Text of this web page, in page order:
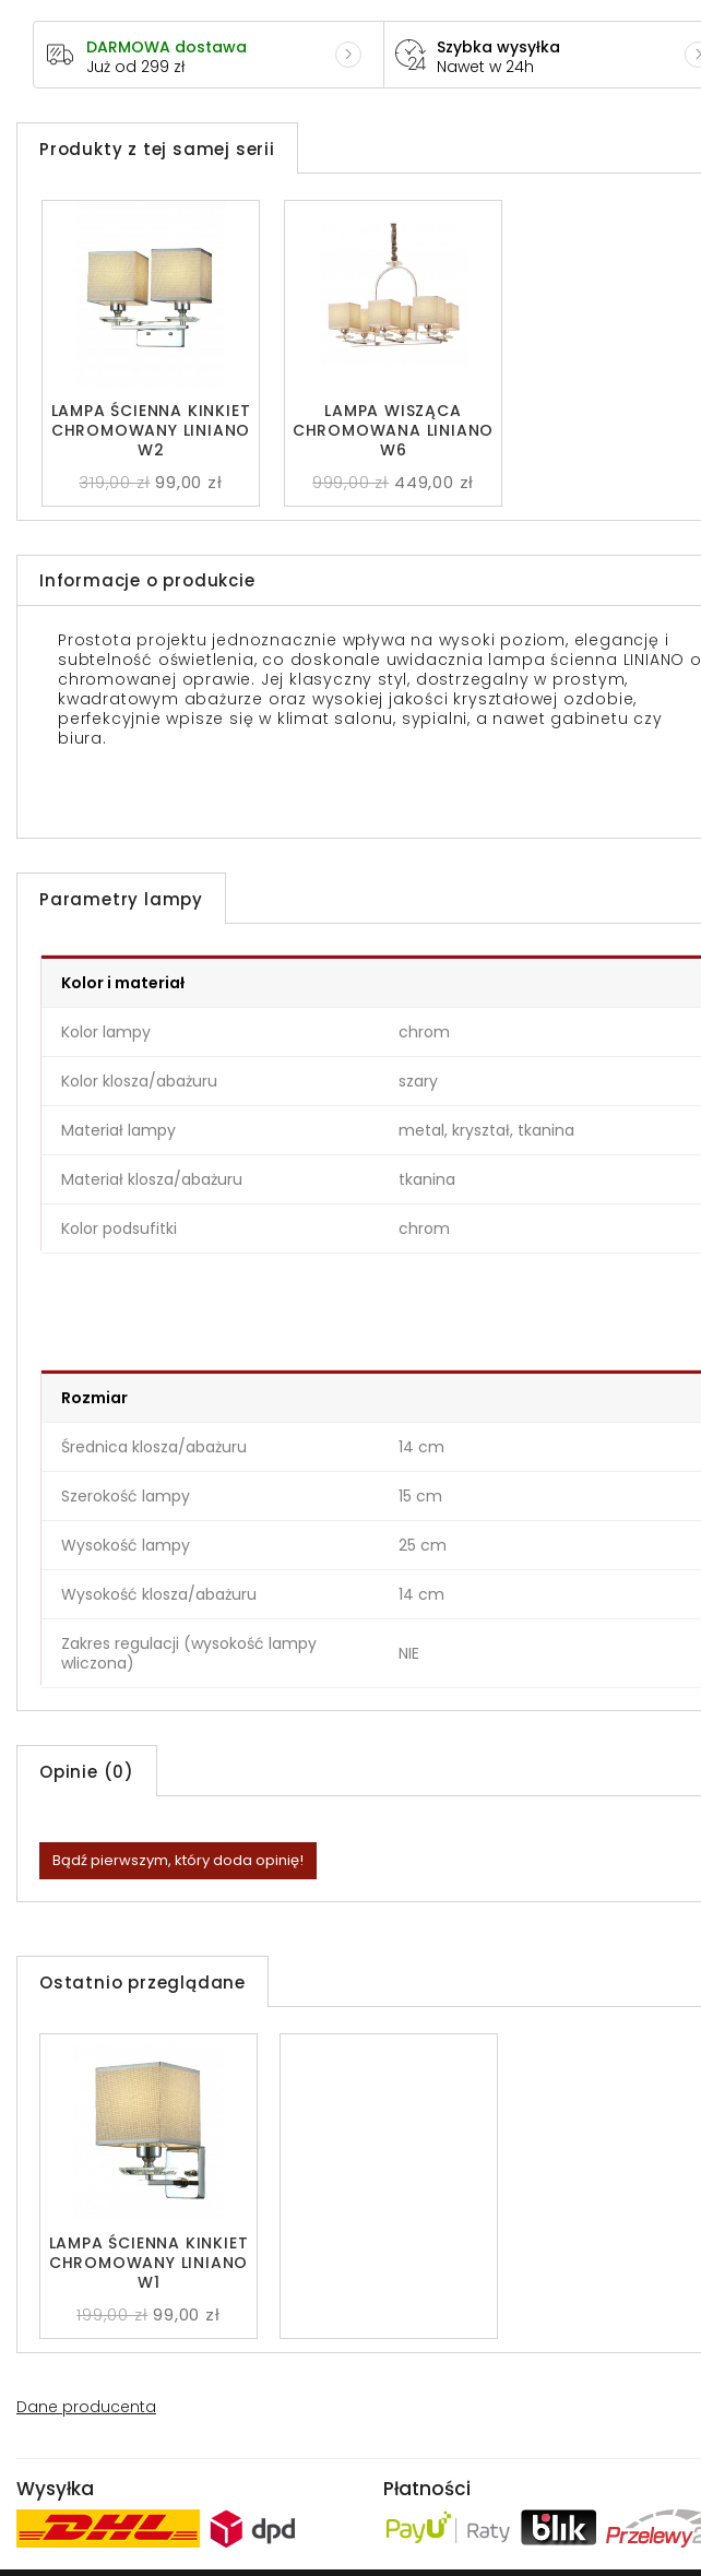
DARMOWA dostawa
Już od 299 zł
Szybka wysyłka
Nawet w 24h
Produkty z tej samej serii
LAMPA ŚCIENNA KINKIET
CHROMOWANY LINIANO
W2
319,00 zł 99,00 zł
LAMPA WISZĄCA
CHROMOWANA LINIANO
W6
999,00 zł 449,00 zł
Informacje o produkcie
Prostota projektu jednoznacznie wpływa na wysoki poziom, elegancję i
subtelność oświetlenia, co doskonale uwidacznia lampa ścienna LINIANO o
chromowanej oprawie. Jej klasyczny styl, dostrzegalny w prostym,
kwadratowym abażurze oraz wysokiej jakości kryształowej ozdobie,
perfekcyjnie wpisze się w klimat salonu, sypialni, a nawet gabinetu czy
biura.
Parametry lampy
Kolor i materiał
Kolor lampy chrom
Kolor klosza/abażuru szary
Materiał lampy metal, kryształ, tkanina
Materiał klosza/abażuru tkanina
Kolor podsufitki chrom
Rozmiar
Średnica klosza/abażuru 14 cm
Szerokość lampy 15 cm
Wysokość lampy 25 cm
Wysokość klosza/abażuru 14 cm
Zakres regulacji (wysokość lampy
wliczona)
NIE
Opinie (0)
Bądź pierwszym, który doda opinię!
Ostatnio przeglądane
LAMPA ŚCIENNA KINKIET
CHROMOWANY LINIANO
W1
199,00 zł 99,00 zł
Dane producenta
Wysyłka Płatności